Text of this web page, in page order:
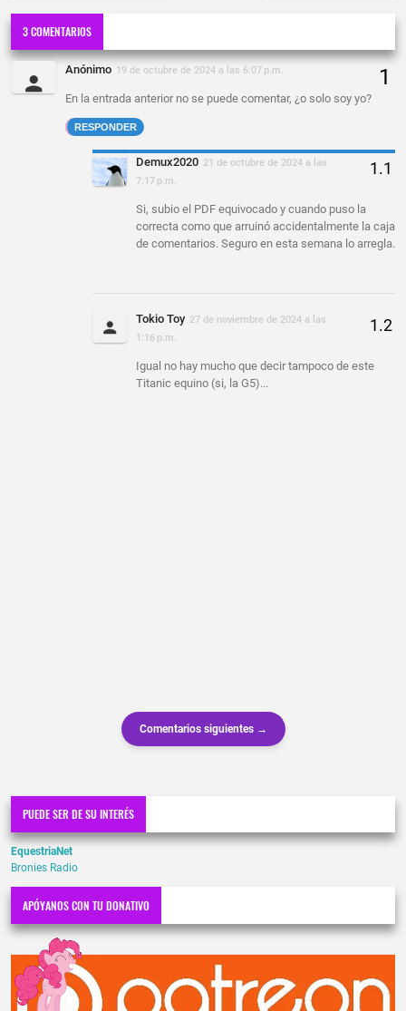
3 COMENTARIOS
Anónimo 19 de octubre de 2024 a las 6:07 p.m.
En la entrada anterior no se puede comentar, ¿o solo soy yo?
RESPONDER
Demux2020 21 de octubre de 2024 a las
7:17 p.m.
Si, subio el PDF equivocado y cuando puso la
correcta como que arruinó accidentalmente la caja
de comentarios. Seguro en esta semana lo arregla.
Tokio Toy 27 de noviembre de 2024 a las
1:16 p.m.
Igual no hay mucho que decir tampoco de este
Titanic equino (si, la G5)...
Comentarios siguientes →
PUEDE SER DE SU INTERÉS
EquestriaNet
Bronies Radio
APÓYANOS CON TU DONATIVO